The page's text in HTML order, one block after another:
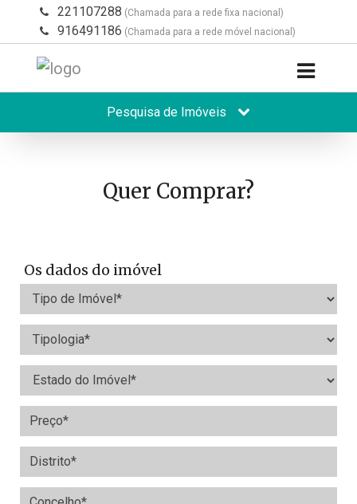
221107288 (Chamada para a rede fixa nacional)
916491186 (Chamada para a rede móvel nacional)
Pesquisa de Imóveis
Quer Comprar?
Os dados do imóvel